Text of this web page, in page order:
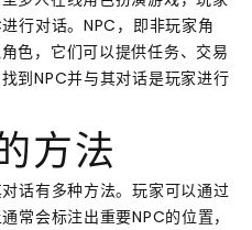
行对话。NPC，即非玩家角
色，它们可以提供任务、交易
到NPC并与其对话是玩家进行
方法
话有多种方法。玩家可以通过
常会标注出重要NPC的位置，